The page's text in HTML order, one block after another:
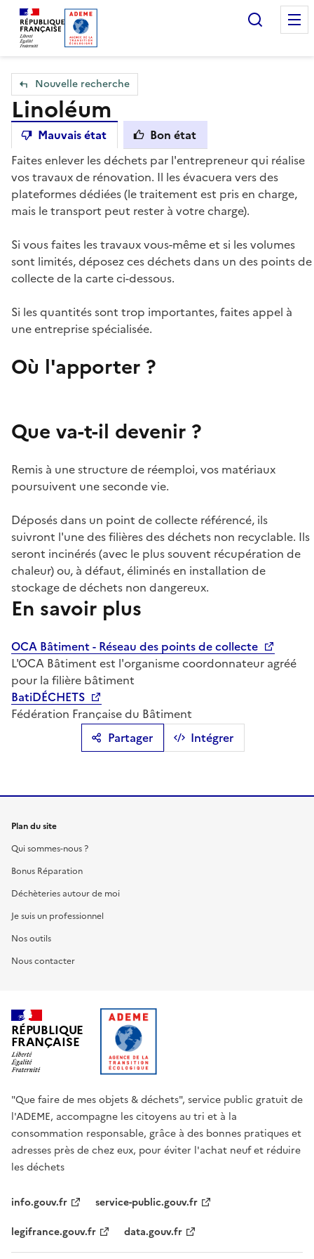
Accueil — Que Faire de mes objets & déchets
Nouvelle recherche
Linoléum
Partager Intégrer
Mauvais état
Bon état
Faites enlever les déchets par l'entrepreneur qui réalise
vos travaux de rénovation. Il les évacuera vers des
plateformes dédiées (le traitement est pris en charge,
mais le transport peut rester à votre charge).
Si vous faites les travaux vous-même et si les volumes
sont limités, déposez ces déchets dans un des points de
collecte de la carte ci-dessous.
Si les quantités sont trop importantes, faites appel à
une entreprise spécialisée.
Où l'apporter ?
Que va-t-il devenir ?
Remis à une structure de réemploi, vos matériaux
poursuivent une seconde vie.
Déposés dans un point de collecte référencé, ils
suivront l'une des filières des déchets non recyclable. Ils
seront incinérés (avec le plus souvent récupération de
chaleur) ou, à défaut, éliminés en installation de
stockage de déchets non dangereux.
En savoir plus
OCA Bâtiment - Réseau des points de collecte
L'OCA Bâtiment est l'organisme coordonnateur agréé
pour la filière bâtiment
BatiDÉCHETS
Fédération Française du Bâtiment
Plan du site
Qui sommes-nous ?
Bonus Réparation
Déchèteries autour de moi
Je suis un professionnel
Nos outils
Nous contacter
RÉPUBLIQUE
FRANÇAISE
"Que faire de mes objets & déchets", service public gratuit de
l'ADEME, accompagne les citoyens au tri et à la
consommation responsable, grâce à des bonnes pratiques et
adresses près de chez eux, pour éviter l'achat neuf et réduire
les déchets
info.gouv.fr
service-public.gouv.fr
legifrance.gouv.fr
data.gouv.fr